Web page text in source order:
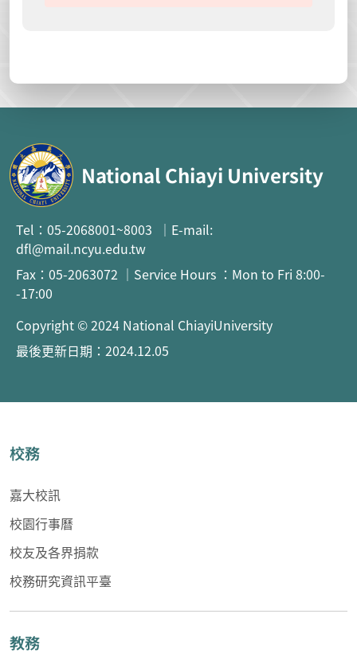
National Chiayi University
Tel：05-2068001~8003 ｜E-mail:
dfl@mail.ncyu.edu.tw
Fax：05-2063072 ｜Service Hours ：Mon to Fri 8:00-
-17:00
Copyright © 2024 National ChiayiUniversity
最後更新日期：2024.12.05
校務
嘉大校訊
校園行事曆
校友及各界捐款
校務研究資訊平臺
教務